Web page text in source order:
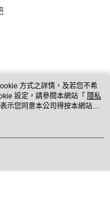
方式之詳情，及若您不希
設定，請參閱本網站「 隱私
示您同意本公司得按本網站使